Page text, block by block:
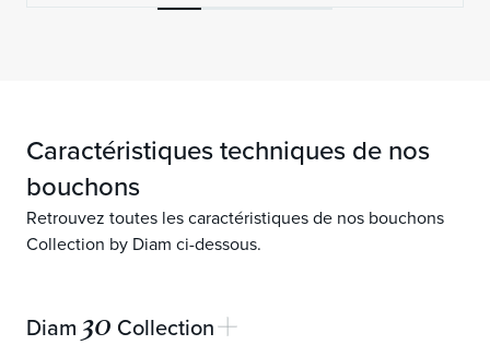
Caractéristiques techniques de nos
bouchons
Retrouvez toutes les caractéristiques de nos bouchons
Collection by Diam ci-dessous.
Diam 30 Collection